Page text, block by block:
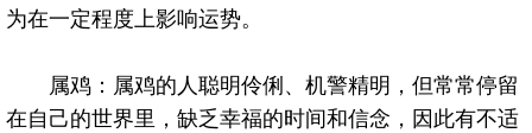
为在一定程度上影响运势。
属鸡：属鸡的人聪明伶俐、机警精明，但常常停留
在自己的世界里，缺乏幸福的时间和信念，因此有不适